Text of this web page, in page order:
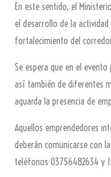
En este sentido, el
el desarrollo de la
fortalecimiento del
Se espera que en el
así también de diferentes
aguarda la presencia de
Aquellos emprendedores
deberán comunicarse con
teléfonos 03756482634 y